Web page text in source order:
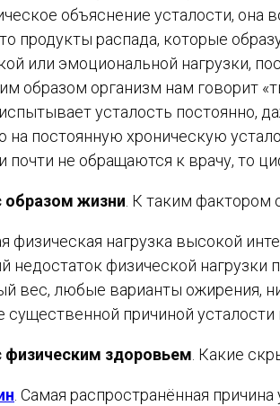
объяснение усталости, она
продукты распада, которые
или эмоциональной нагрузки,
образом организм нам говорит
усталость постоянно,
на постоянную хроническую
почти не обращаются к врачу, то
жизни . К таким фактором
физическая нагрузка высокой
недостаток физической нагрузки
вес, любые варианты ожирения,
существенной причиной
здоровьем . Какие
. Самая распространённая